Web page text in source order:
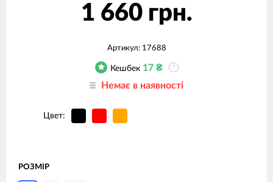
1 660 грн.
Артикул: 17688
Кешбек 17₴ ?
Немає в наявності
Цвет:
РОЗМІР